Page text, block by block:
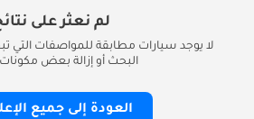
لم نعثر على
لا يوجد سيارات مطابقة للمواصفات التي
البحث أو إزالة بعض مكونات
العودة إلى جميع